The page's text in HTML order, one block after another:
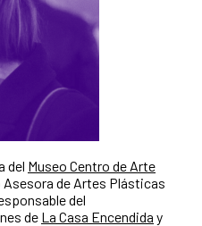
del Museo Centro de Arte
Asesora de Artes Plásticas
del
de La Casa Encendida y